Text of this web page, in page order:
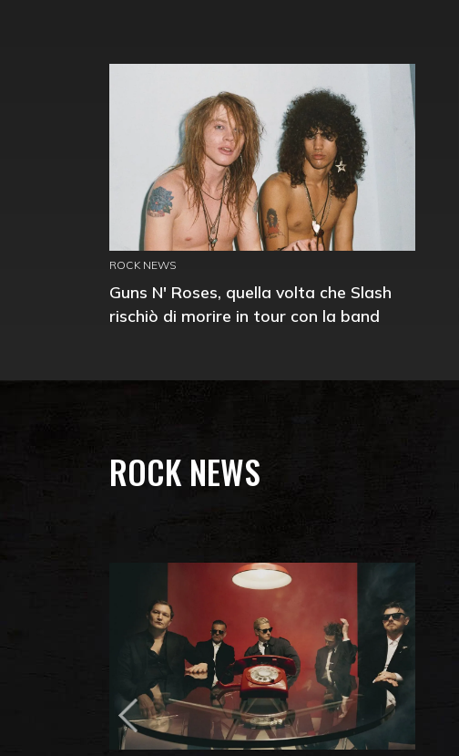
ROCK NEWS
Guns N' Roses, quella volta che Slash
rischiò di morire in tour con la band
ROCK NEWS